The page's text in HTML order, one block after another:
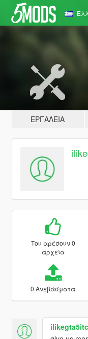
ΕΡΓΑΛΕΊΑ
Του αρέσουν 0
αρχεία
0 Ανεβάσματα